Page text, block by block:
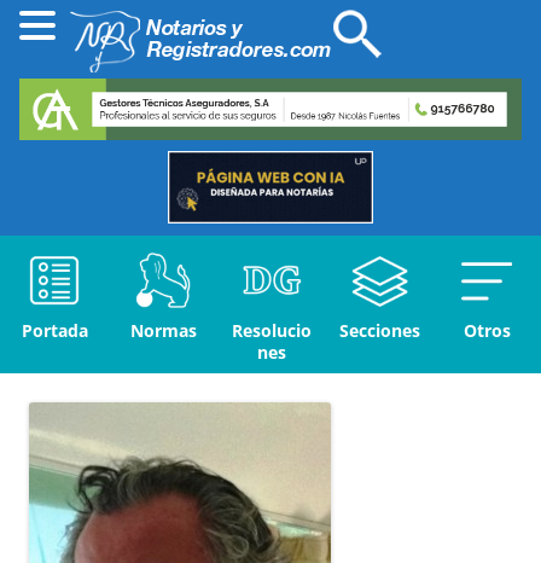
Portada Normas
Resolucio
nes
Secciones Otros